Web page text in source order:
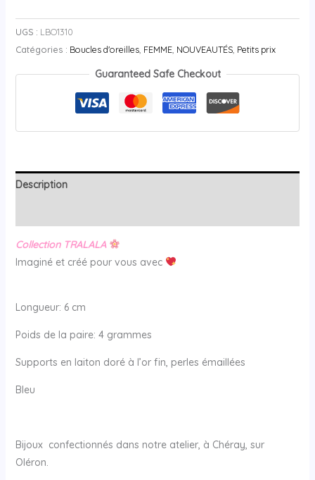
UGS : LBO1310
Catégories : Boucles d'oreilles, FEMME, NOUVEAUTÉS, Petits prix
Guaranteed Safe Checkout
Description
Collection TRALALA
Imaginé et créé pour vous avec
Longueur: 6 cm
Poids de la paire: 4 grammes
Supports en laiton doré à l’or fin, perles émaillées
Bleu
Bijoux confectionnés dans notre atelier, à Chéray, sur
Oléron.